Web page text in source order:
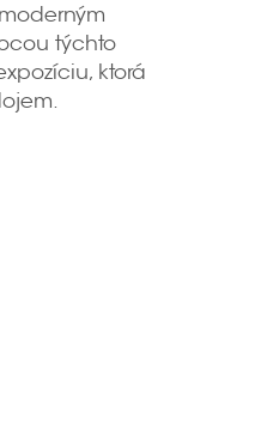
týchto
ktorá